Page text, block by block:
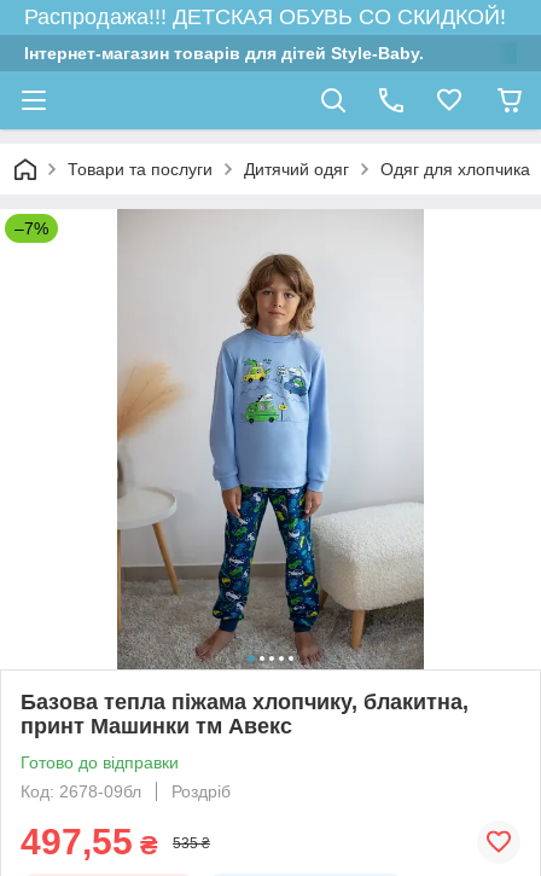
Распродажа!!! ДЕТСКАЯ ОБУВЬ СО СКИДКОЙ!
Інтернет-магазин товарів для дітей Style-Baby.
Товари та послуги Дитячий одяг Одяг для хлопчика
–7%
Базова тепла піжама хлопчику, блакитна,
принт Машинки тм Авекс
Готово до відправки
Код: 2678-09бл
Роздріб
497,55 ₴ 535 ₴